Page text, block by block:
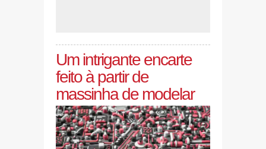
Um intrigante encarte
feito à partir de
massinha de modelar